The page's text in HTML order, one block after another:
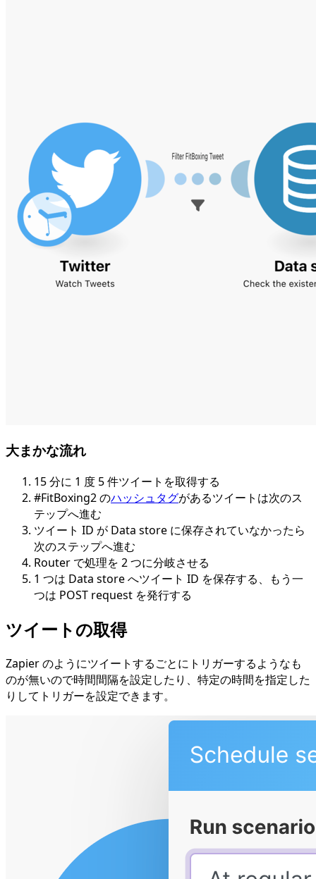
大まかな流れ
15 分に 1 度 5 件ツイートを取得する
#FitBoxing2 のハッシュタグがあるツイートは次のス
テップへ進む
ツイート ID が Data store に保存されていなかったら
次のステップへ進む
Router で処理を 2 つに分岐させる
1 つは Data store へツイート ID を保存する、もう一
つは POST request を発行する
ツイートの取得
Zapier のようにツイートするごとにトリガーするようなも
のが無いので時間間隔を設定したり、特定の時間を指定した
りしてトリガーを設定できます。